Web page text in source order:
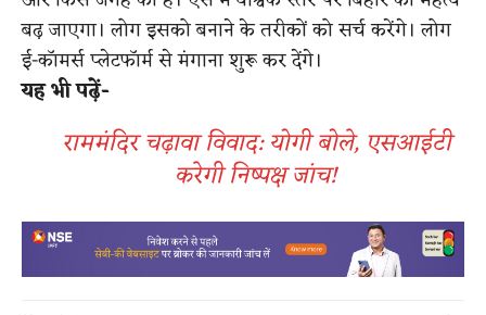
बढ़ जाएगा। लोग इसको बनाने के तरीकों को सर्च करेंगे। लोग
ई-कॉमर्स प्‍लेटफॉर्म से मंगाना शुरू कर देंगे।
यह भी पढ़ें-
राममंदिर चढ़ावा विवाद: योगी बोले, एसआईटी
करेगी निष्पक्ष जांच!